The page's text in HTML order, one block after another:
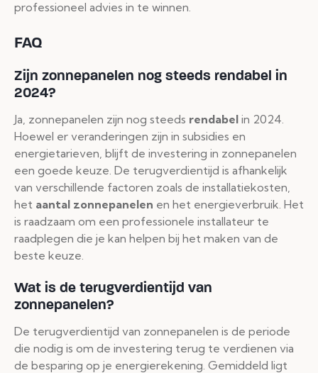
professioneel advies in te winnen.
FAQ
Zijn zonnepanelen nog steeds rendabel in
2024?
Ja, zonnepanelen zijn nog steeds rendabel in 2024.
Hoewel er veranderingen zijn in subsidies en
energietarieven, blijft de investering in zonnepanelen
een goede keuze. De terugverdientijd is afhankelijk
van verschillende factoren zoals de installatiekosten,
het aantal zonnepanelen en het energieverbruik. Het
is raadzaam om een professionele installateur te
raadplegen die je kan helpen bij het maken van de
beste keuze.
Wat is de terugverdientijd van
zonnepanelen?
De terugverdientijd van zonnepanelen is de periode
die nodig is om de investering terug te verdienen via
de besparing op je energierekening. Gemiddeld ligt